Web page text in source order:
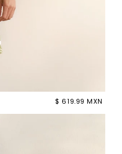
$ 619.99 MXN